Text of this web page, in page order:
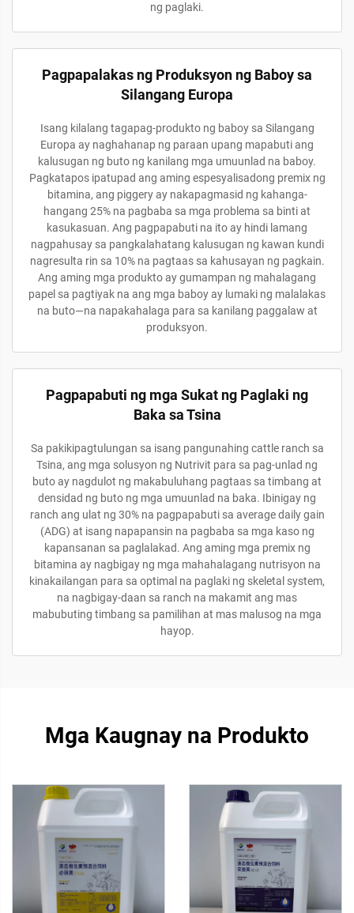
ng paglaki.
Pagpapalakas ng Produksyon ng Baboy sa
Silangang Europa
Isang kilalang tagapag-produkto ng baboy sa Silangang
Europa ay naghahanap ng paraan upang mapabuti ang
kalusugan ng buto ng kanilang mga umuunlad na baboy.
Pagkatapos ipatupad ang aming espesyalisadong premix ng
bitamina, ang piggery ay nakapagmasid ng kahanga-
hangang 25% na pagbaba sa mga problema sa binti at
kasukasuan. Ang pagpapabuti na ito ay hindi lamang
nagpahusay sa pangkalahatang kalusugan ng kawan kundi
nagresulta rin sa 10% na pagtaas sa kahusayan ng pagkain.
Ang aming mga produkto ay gumampan ng mahalagang
papel sa pagtiyak na ang mga baboy ay lumaki ng malalakas
na buto—na napakahalaga para sa kanilang paggalaw at
produksyon.
Pagpapabuti ng mga Sukat ng Paglaki ng
Baka sa Tsina
Sa pakikipagtulungan sa isang pangunahing cattle ranch sa
Tsina, ang mga solusyon ng Nutrivit para sa pag-unlad ng
buto ay nagdulot ng makabuluhang pagtaas sa timbang at
densidad ng buto ng mga umuunlad na baka. Ibinigay ng
ranch ang ulat ng 30% na pagpapabuti sa average daily gain
(ADG) at isang napapansin na pagbaba sa mga kaso ng
kapansanan sa paglalakad. Ang aming mga premix ng
bitamina ay nagbigay ng mga mahahalagang nutrisyon na
kinakailangan para sa optimal na paglaki ng skeletal system,
na nagbigay-daan sa ranch na makamit ang mas
mabubuting timbang sa pamilihan at mas malusog na mga
hayop.
Mga Kaugnay na Produkto